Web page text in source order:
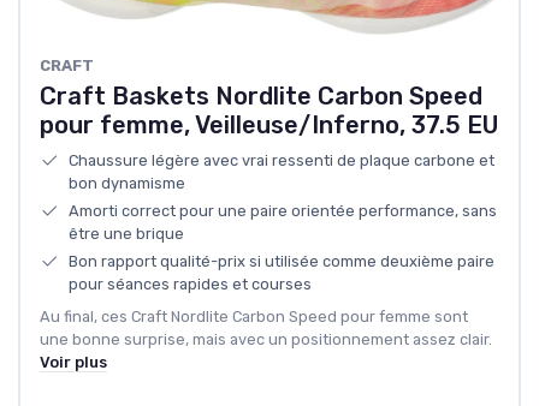
CRAFT
Craft Baskets Nordlite Carbon Speed
pour femme, Veilleuse/Inferno, 37.5 EU
Chaussure légère avec vrai ressenti de plaque carbone et
bon dynamisme
Amorti correct pour une paire orientée performance, sans
être une brique
Bon rapport qualité-prix si utilisée comme deuxième paire
pour séances rapides et courses
Au final, ces Craft Nordlite Carbon Speed pour femme sont
une bonne surprise, mais avec un positionnement assez clair.
Voir plus